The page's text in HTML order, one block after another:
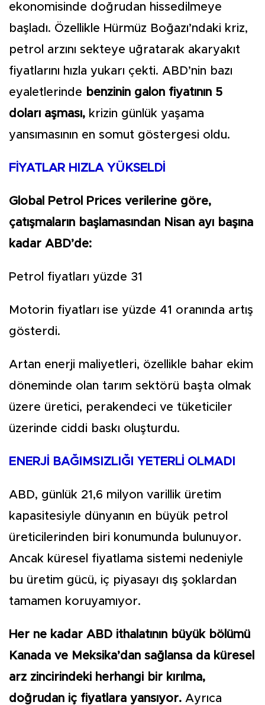
ekonomisinde doğrudan hissedilmeye
başladı. Özellikle Hürmüz Boğazı’ndaki kriz,
petrol arzını sekteye uğratarak akaryakıt
fiyatlarını hızla yukarı çekti. ABD’nin bazı
eyaletlerinde benzinin galon fiyatının 5
doları aşması, krizin günlük yaşama
yansımasının en somut göstergesi oldu.
FİYATLAR HIZLA YÜKSELDİ
Global Petrol Prices verilerine göre,
çatışmaların başlamasından Nisan ayı başına
kadar ABD’de:
Petrol fiyatları yüzde 31
Motorin fiyatları ise yüzde 41 oranında artış
gösterdi.
Artan enerji maliyetleri, özellikle bahar ekim
döneminde olan tarım sektörü başta olmak
üzere üretici, perakendeci ve tüketiciler
üzerinde ciddi baskı oluşturdu.
ENERJİ BAĞIMSIZLIĞI YETERLİ OLMADI
ABD, günlük 21,6 milyon varillik üretim
kapasitesiyle dünyanın en büyük petrol
üreticilerinden biri konumunda bulunuyor.
Ancak küresel fiyatlama sistemi nedeniyle
bu üretim gücü, iç piyasayı dış şoklardan
tamamen koruyamıyor.
Her ne kadar ABD ithalatının büyük bölümü
Kanada ve Meksika’dan sağlansa da küresel
arz zincirindeki herhangi bir kırılma,
doğrudan iç fiyatlara yansıyor. Ayrıca